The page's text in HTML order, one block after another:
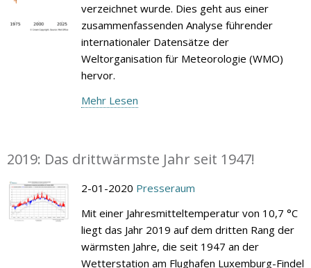
verzeichnet wurde. Dies geht aus einer
zusammenfassenden Analyse führender
internationaler Datensätze der
Weltorganisation für Meteorologie (WMO)
hervor.
Mehr Lesen
2019: Das drittwärmste Jahr seit 1947!
2-01-2020 Presseraum
Mit einer Jahresmitteltemperatur von 10,7 °C
liegt das Jahr 2019 auf dem dritten Rang der
wärmsten Jahre, die seit 1947 an der
Wetterstation am Flughafen Luxemburg-Findel